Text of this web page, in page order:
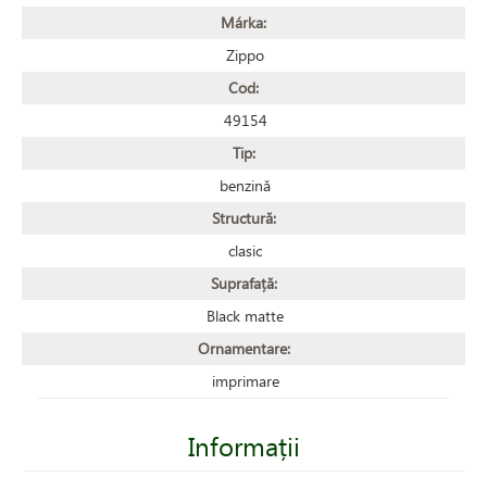
Márka:
Zippo
Cod:
49154
Tip:
benzină
Structură:
clasic
Suprafață:
Black matte
Ornamentare:
imprimare
Informații